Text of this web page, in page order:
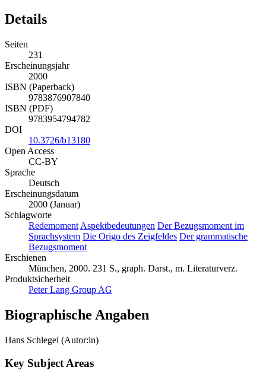
Details
Seiten
231
Erscheinungsjahr
2000
ISBN (Paperback)
9783876907840
ISBN (PDF)
9783954794782
DOI
10.3726/b13180
Open Access
CC-BY
Sprache
Deutsch
Erscheinungsdatum
2000 (Januar)
Schlagworte
Redemoment Aspektbedeutungen Der Bezugsmoment im
Sprachsystem Die Origo des Zeigfeldes Der grammatische
Bezugsmoment
Erschienen
München, 2000. 231 S., graph. Darst., m. Literaturverz.
Produktsicherheit
Peter Lang Group AG
Biographische Angaben
Hans Schlegel (Autor:in)
Key Subject Areas